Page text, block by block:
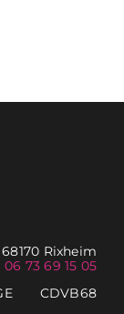
Rixheim
06 73 69 15 05
CDVB68